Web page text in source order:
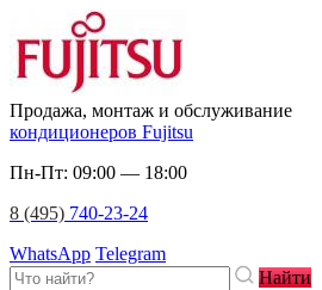
Продажа, монтаж и обслуживание
кондиционеров Fujitsu
Пн-Пт: 09:00 — 18:00
8 (495) 740-23-24
WhatsApp Telegram
Найти